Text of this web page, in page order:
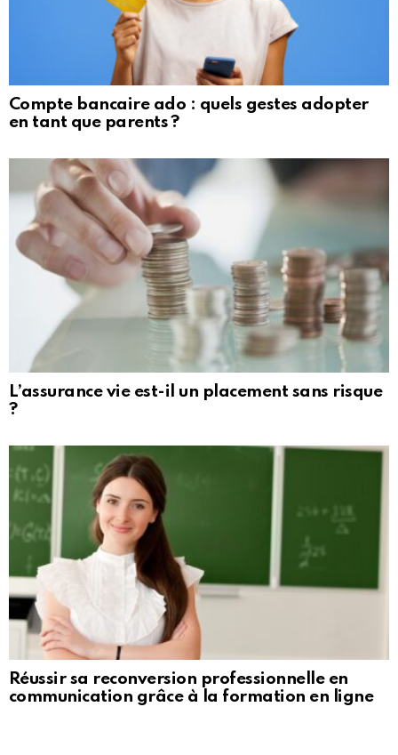
Compte bancaire ado : quels gestes adopter
en tant que parents ?
L’assurance vie est-il un placement sans risque
?
Réussir sa reconversion professionnelle en
communication grâce à la formation en ligne